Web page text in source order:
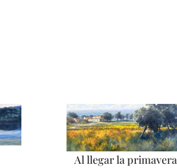
Al llegar la primavera